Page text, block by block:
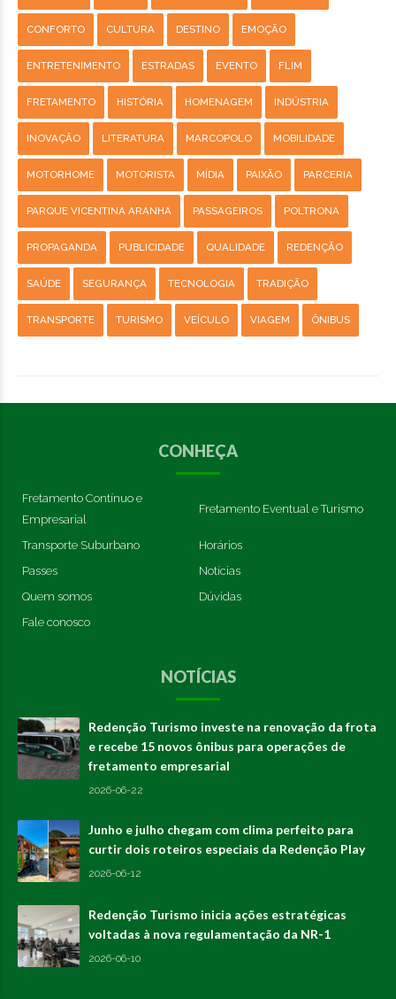
CONFORTO CULTURA DESTINO EMOÇÃO
ENTRETENIMENTO ESTRADAS EVENTO FLIM
FRETAMENTO HISTÓRIA HOMENAGEM INDÚSTRIA
INOVAÇÃO LITERATURA MARCOPOLO MOBILIDADE
MOTORHOME MOTORISTA MÍDIA PAIXÃO PARCERIA
PARQUE VICENTINA ARANHA PASSAGEIROS POLTRONA
PROPAGANDA PUBLICIDADE QUALIDADE REDENÇÃO
SAÚDE SEGURANÇA TECNOLOGIA TRADIÇÃO
TRANSPORTE TURISMO VEÍCULO VIAGEM ÔNIBUS
CONHEÇA
Fretamento Contínuo e
Empresarial
Fretamento Eventual e Turismo
Transporte Suburbano
Horários
Passes
Notícias
Quem somos
Dúvidas
Fale conosco
NOTÍCIAS
Redenção Turismo investe na renovação da frota
e recebe 15 novos ônibus para operações de
fretamento empresarial
2026-06-22
Junho e julho chegam com clima perfeito para
curtir dois roteiros especiais da Redenção Play
2026-06-12
Redenção Turismo inicia ações estratégicas
voltadas à nova regulamentação da NR-1
2026-06-10